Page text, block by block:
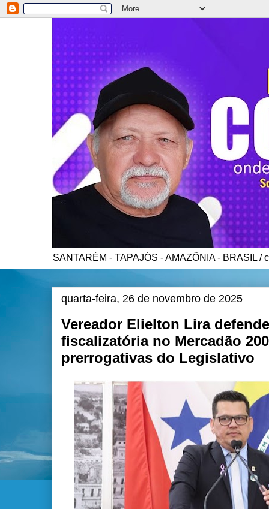
SANTARÉM - TAPAJÓS - AMAZÔNIA - BRASIL /
quarta-feira, 26 de novembro de 2025
Vereador Elielton Lira
fiscalizatória no Mercadão
prerrogativas do Legislativo